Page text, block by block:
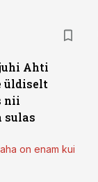
Ahti
üldiselt
nii
sulas
on enam kui